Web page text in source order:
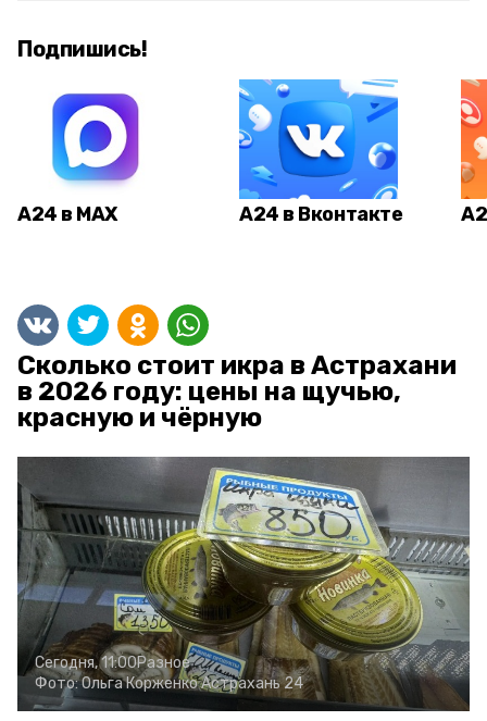
Подпишись!
А24 в MAX А24 в Вконтакте
Сколько стоит икра в Астрахани
в 2026 году: цены на щучью,
красную и чёрную
Сегодня, 11:00Разное
Фото:Ольга КорженкоАстрахань 24